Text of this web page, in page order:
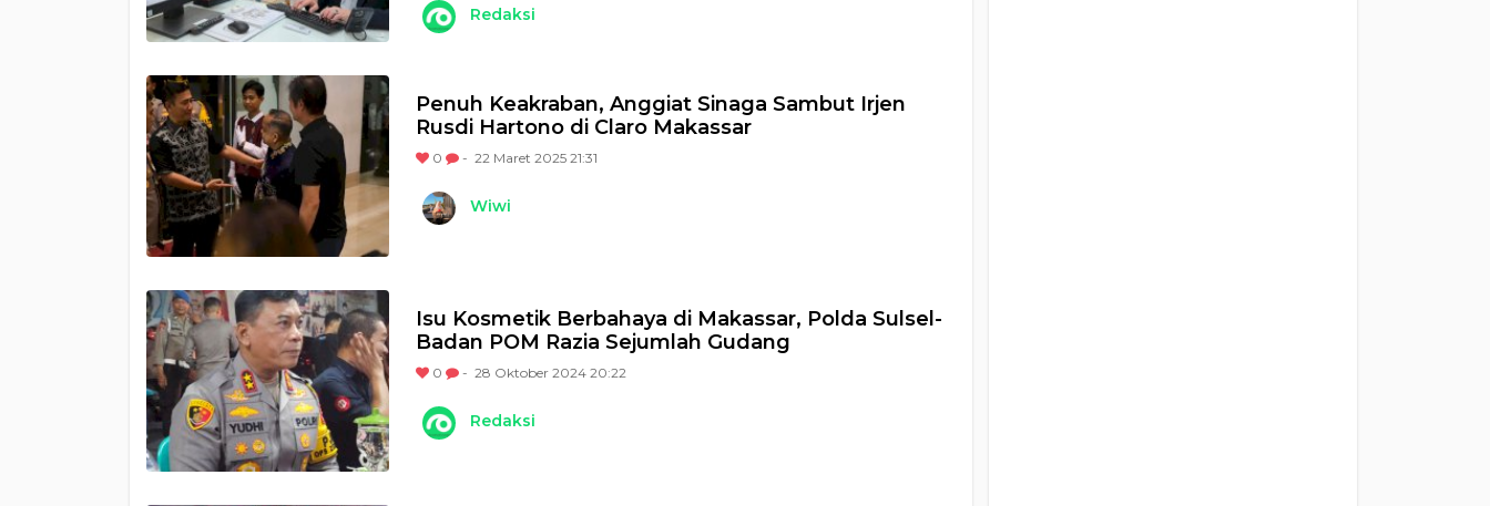
Redaksi
Penuh Keakraban, Anggiat Sinaga Sambut Irjen
Rusdi Hartono di Claro Makassar
0 - 22 Maret 2025 21:31
Wiwi
Isu Kosmetik Berbahaya di Makassar, Polda Sulsel-
Badan POM Razia Sejumlah Gudang
0 - 28 Oktober 2024 20:22
Redaksi